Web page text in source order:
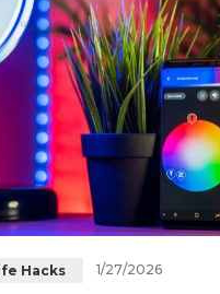
Türklingel bietet,
sind und wie S
Hacks 1/27/2026